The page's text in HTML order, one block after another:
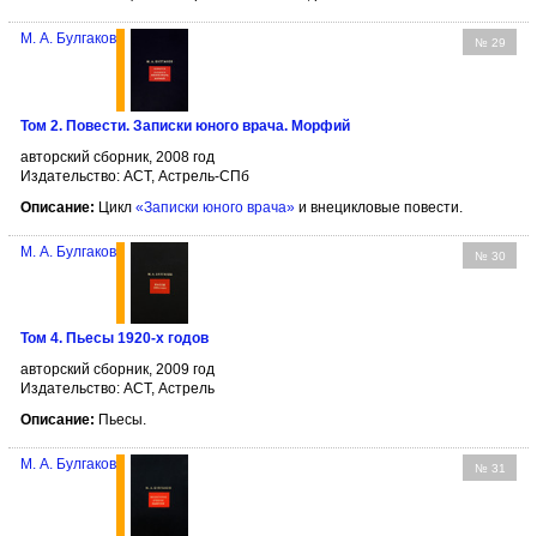
№ 29
М. А. Булгаков
Том 2. Повести. Записки юного врача. Морфий
авторский сборник, 2008 год
Издательство: АСТ, Астрель-СПб
Описание: Цикл «Записки юного врача» и внецикловые повести.
№ 30
М. А. Булгаков
Том 4. Пьесы 1920-х годов
авторский сборник, 2009 год
Издательство: АСТ, Астрель
Описание: Пьесы.
№ 31
М. А. Булгаков